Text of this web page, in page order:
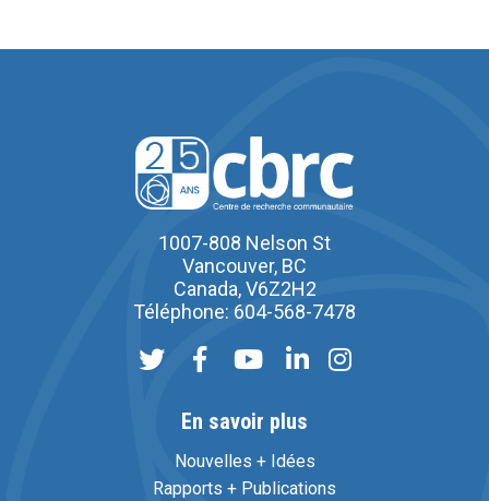
1007-808 Nelson St
Vancouver, BC
Canada, V6Z2H2
Téléphone: 604-568-7478
En savoir plus
Nouvelles + Idées
Rapports + Publications